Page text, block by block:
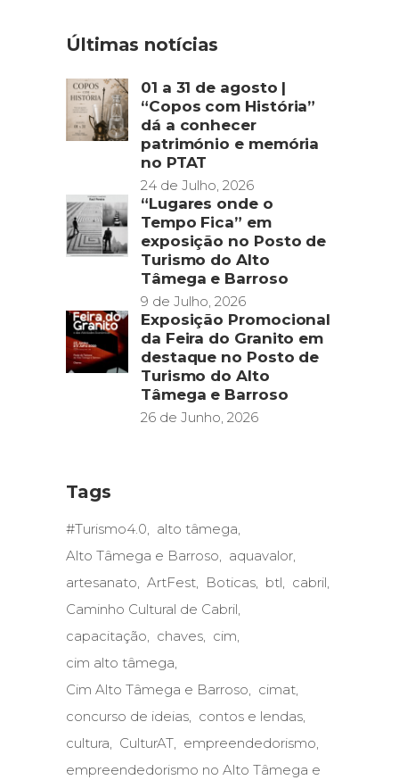
Últimas notícias
01 a 31 de agosto |
“Copos com História”
dá a conhecer
património e memória
no PTAT
24 de Julho, 2026
“Lugares onde o
Tempo Fica” em
exposição no Posto de
Turismo do Alto
Tâmega e Barroso
9 de Julho, 2026
Exposição Promocional
da Feira do Granito em
destaque no Posto de
Turismo do Alto
Tâmega e Barroso
26 de Junho, 2026
Tags
#Turismo4.0
alto tâmega
Alto Tâmega e Barroso
aquavalor
artesanato
ArtFest Boticas btl
cabril
Caminho Cultural de Cabril
capacitação
chaves
cim
cim alto tâmega
Cim Alto Tâmega e Barroso
cimat
concurso de ideias
contos e lendas
cultura
CulturAT
empreendedorismo
empreendedorismo no Alto Tâmega e